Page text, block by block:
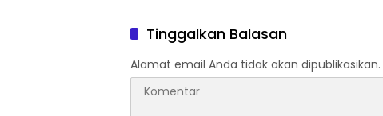
Tinggalkan Balasan
Alamat email Anda tidak akan dipublikasikan.